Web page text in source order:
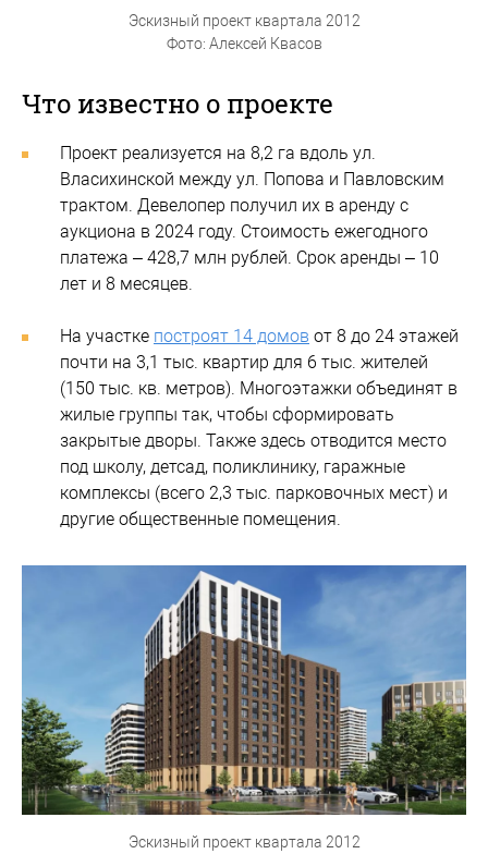
Эскизный проект квартала 2012
Фото: Алексей Квасов
Что известно о проекте
Проект реализуется на 8,2 га вдоль ул.
Власихинской между ул. Попова и Павловским
трактом. Девелопер получил их в аренду с
аукциона в 2024 году. Стоимость ежегодного
платежа – 428,7 млн рублей. Срок аренды – 10
лет и 8 месяцев.
На участке построят 14 домов от 8 до 24 этажей
почти на 3,1 тыс. квартир для 6 тыс. жителей
(150 тыс. кв. метров). Многоэтажки объединят в
жилые группы так, чтобы сформировать
закрытые дворы. Также здесь отводится место
под школу, детсад, поликлинику, гаражные
комплексы (всего 2,3 тыс. парковочных мест) и
другие общественные помещения.
Эскизный проект квартала 2012